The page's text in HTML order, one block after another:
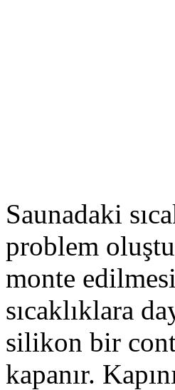
Saunadaki
problem
monte
sıcaklıklara
silikon bir
kapanır.